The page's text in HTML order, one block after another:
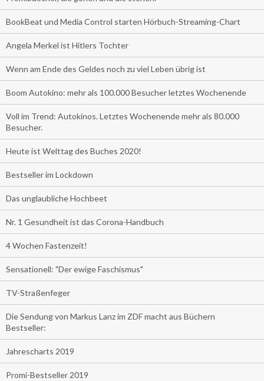
BookBeat und Media Control starten Hörbuch-Streaming-Chart
Angela Merkel ist Hitlers Tochter
Wenn am Ende des Geldes noch zu viel Leben übrig ist
Boom Autokino: mehr als 100.000 Besucher letztes Wochenende
Voll im Trend: Autokinos. Letztes Wochenende mehr als 80.000
Besucher.
Heute ist Welttag des Buches 2020!
Bestseller im Lockdown
Das unglaubliche Hochbeet
Nr. 1 Gesundheit ist das Corona-Handbuch
4 Wochen Fastenzeit!
Sensationell: "Der ewige Faschismus"
TV-Straßenfeger
Die Sendung von Markus Lanz im ZDF macht aus Büchern
Bestseller:
Jahrescharts 2019
Promi-Bestseller 2019